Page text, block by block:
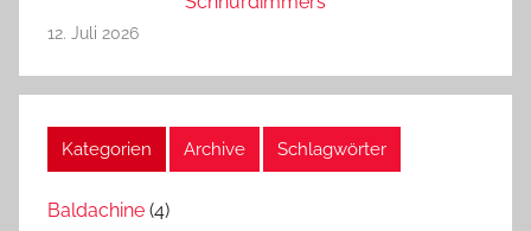
12. Juli 2026
Kategorien Archive Schlagwörter
Baldachine (4)